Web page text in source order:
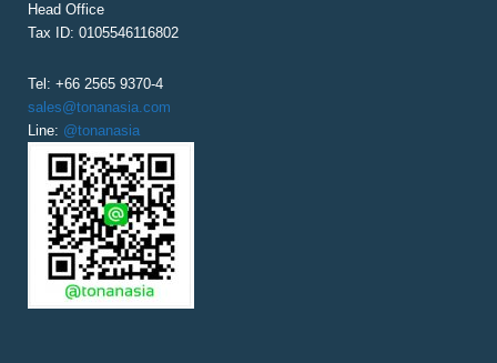
Head Office
Tax ID: 0105546116802
Tel: +66 2565 9370-4
sales@tonanasia.com
Line: @tonanasia